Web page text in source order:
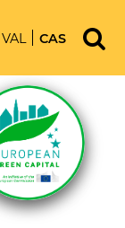
VAL CAS